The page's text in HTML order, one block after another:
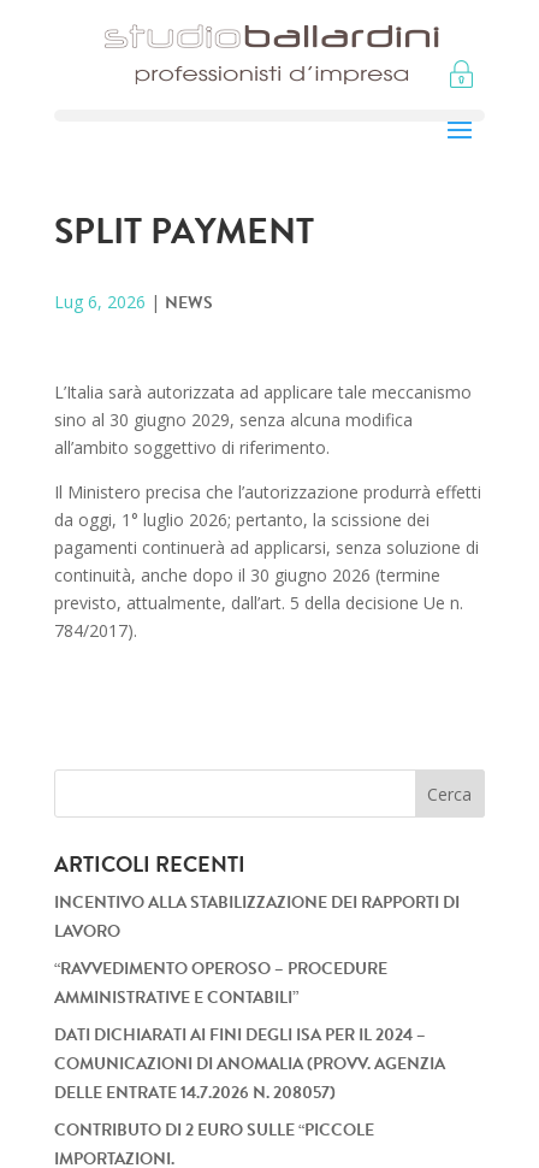
SPLIT PAYMENT
Lug 6, 2026 | NEWS
L’Italia sarà autorizzata ad applicare tale meccanismo
sino al 30 giugno 2029, senza alcuna modifica
all’ambito soggettivo di riferimento.
Il Ministero precisa che l’autorizzazione produrrà effetti
da oggi, 1° luglio 2026; pertanto, la scissione dei
pagamenti continuerà ad applicarsi, senza soluzione di
continuità, anche dopo il 30 giugno 2026 (termine
previsto, attualmente, dall’art. 5 della decisione Ue n.
784/2017).
ARTICOLI RECENTI
INCENTIVO ALLA STABILIZZAZIONE DEI RAPPORTI DI
LAVORO
“RAVVEDIMENTO OPEROSO – PROCEDURE
AMMINISTRATIVE E CONTABILI”
DATI DICHIARATI AI FINI DEGLI ISA PER IL 2024 –
COMUNICAZIONI DI ANOMALIA (PROVV. AGENZIA
DELLE ENTRATE 14.7.2026 N. 208057)
CONTRIBUTO DI 2 EURO SULLE “PICCOLE
IMPORTAZIONI.